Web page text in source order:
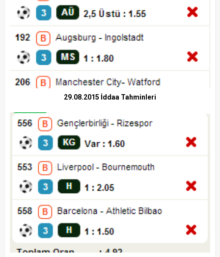
29.08.2015 İddaa Tahminleri